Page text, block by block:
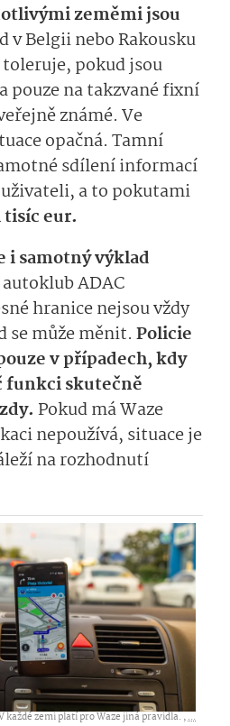
zeměmi jsou
v Belgii nebo Rakousku
pokud jsou
pouze na takzvané fixní
známé. Ve
opačná. Tamní
sdílení informací
a to pokutami
tisíc eur.
i samotný výklad
ADAC
hranice nejsou vždy
se může měnit. Policie
v případech, kdy
funkci skutečně
Pokud má Waze
nepoužívá, situace je
na rozhodnutí
každé zemi platí pro Waze jiná pravidla. ,...